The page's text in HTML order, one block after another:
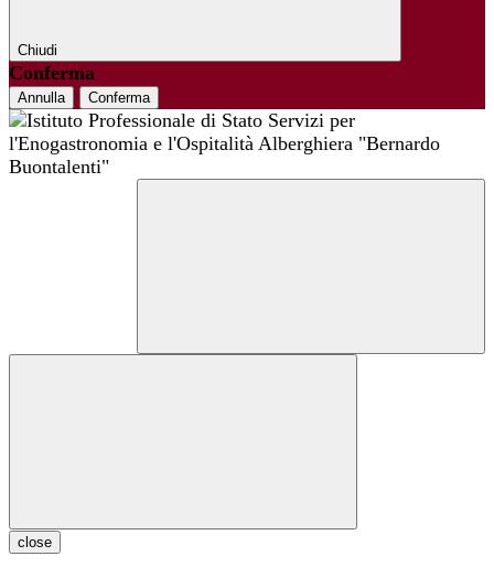
Chiudi
Conferma
Annulla Conferma
close